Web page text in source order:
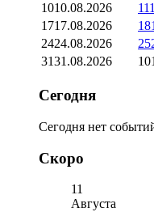
1010.08.2026 11
1717.08.2026 18
2424.08.2026 25
3131.08.2026 1
Сегодня
Сегодня нет
Скоро
11
Августа